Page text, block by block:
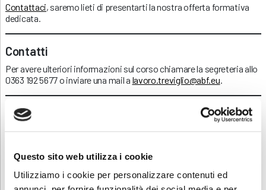
Questo sito web utilizza i cookie
Utilizziamo i cookie per personalizzare contenuti ed
Contattaci, saremo lieti di presentarti la nostra offerta formativa
dedicata.
Contatti
Per avere ulteriori informazioni sul corso chiamare la segreteria allo
0363 192 5677 o inviare una mail a lavoro.treviglio@abf.eu
Scarica e condividi la locandina!